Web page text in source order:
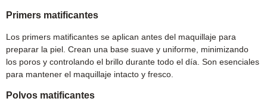
Primers matificantes
Los primers matificantes se aplican antes del maquillaje para
preparar la piel. Crean una base suave y uniforme, minimizando
los poros y controlando el brillo durante todo el día. Son esenciales
para mantener el maquillaje intacto y fresco.
Polvos matificantes